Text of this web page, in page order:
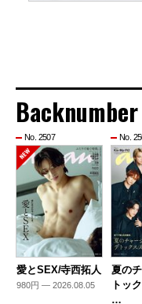
Backnumber
No. 2507
愛とSEX/寺西拓人
980円 — 2026.08.05
No.
夏の
トッ
…